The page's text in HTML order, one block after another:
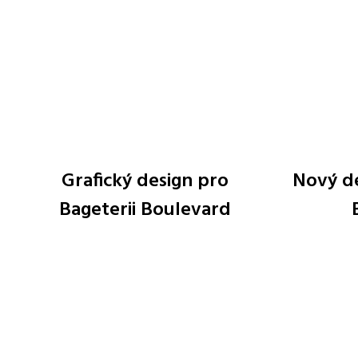
Grafický design pro
Bageterii Boulevard
Nový